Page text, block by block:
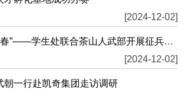
[2024-12-02]
“矢志军营 绽放青春”——学生处联合茶山人武部开展征兵宣传活动
[2024-12-02]
朝一行赴凯奇集团走访调研